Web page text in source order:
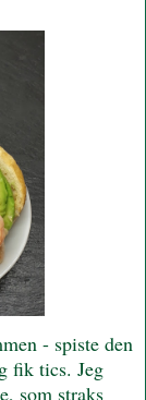
- spiste den
fik tics. Jeg
som straks